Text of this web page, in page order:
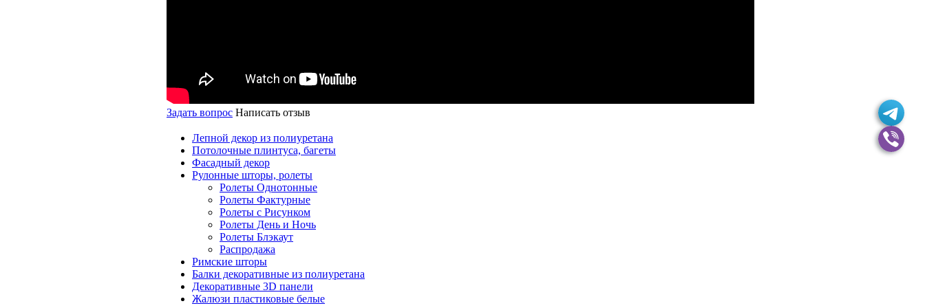
Задать вопрос Написать отзыв
Лепной декор из полиуретана
Потолочные плинтуса, багеты
Фасадный декор
Рулонные шторы, ролеты
Ролеты Однотонные
Ролеты Фактурные
Ролеты с Рисунком
Ролеты День и Ночь
Ролеты Блэкаут
Распродажа
Римские шторы
Балки декоративные из полиуретана
Декоративные 3D панели
Жалюзи пластиковые белые